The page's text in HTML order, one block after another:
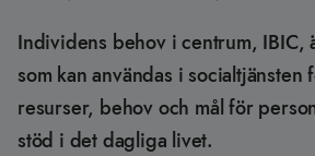
Individens behov i centrum, IBIC,
som kan användas i socialtjänsten
resurser, behov och mål för
stöd i det dagliga livet.